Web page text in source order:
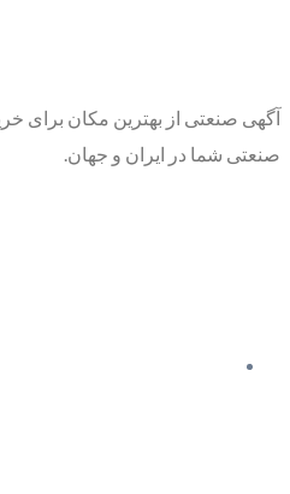
آگهی صنعتی از بهترین مکان برای
صنعتی شما در ایران و جهان.